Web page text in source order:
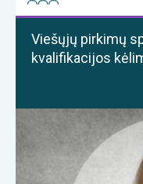
Viešųjų pirkimų
kvalifikacijos